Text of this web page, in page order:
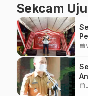
Sekcam
calendar_month
calendar_month